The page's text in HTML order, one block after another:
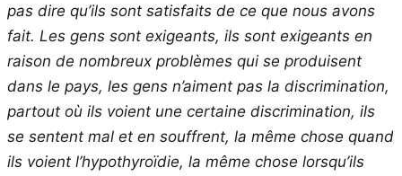
pas dire qu’ils sont satisfaits de ce que nous avons
fait. Les gens sont exigeants, ils sont exigeants en
raison de nombreux problèmes qui se produisent
dans le pays, les gens n’aiment pas la discrimination,
partout où ils voient une certaine discrimination, ils
se sentent mal et en souffrent, la même chose quand
ils voient l’hypothyroïdie, la même chose lorsqu’ils